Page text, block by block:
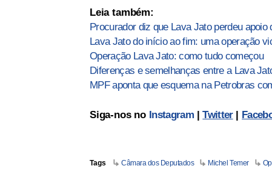
Leia também:
Procurador diz que Lava Jato perdeu
Lava Jato do início ao fim: uma operação
Operação Lava Jato: como tudo começou
Diferenças e semelhanças entre a Lava
MPF aponta que esquema na Petrobras
Siga-nos no Instagram|Twitter|
Tags Câmara dos Deputados Michel Temer